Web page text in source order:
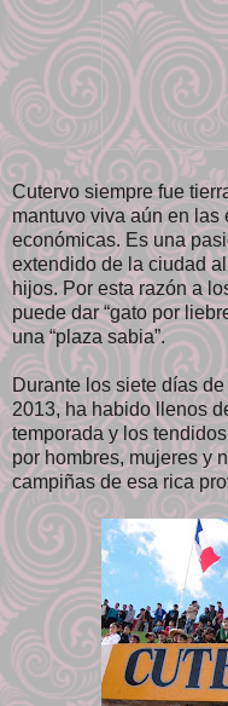
Cutervo siempre fue
mantuvo viva aún en las
económicas. Es una
extendido de la ciudad
hijos. Por esta razón a
puede dar “gato por
una “plaza sabia”.
Durante los siete días
2013, ha habido llenos
temporada y los
por hombres, mujeres y
campiñas de esa rica